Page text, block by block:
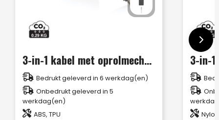
3-in-1 kabel met oprolmechanisme
Bedrukt geleverd in 6 werkdag(en)
Onbedrukt geleverd in 5
werkdag(en)
ABS, TPU
3-in-